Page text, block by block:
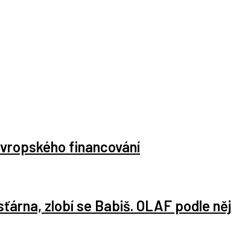
financování
zlobí se Babiš. OLAF podle něj